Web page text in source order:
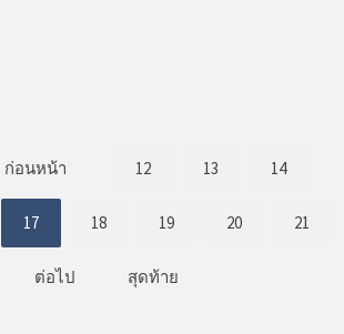
ก่อนหน้า 12 13 14
17 18 19 20 21
ต่อไป สุดท้าย